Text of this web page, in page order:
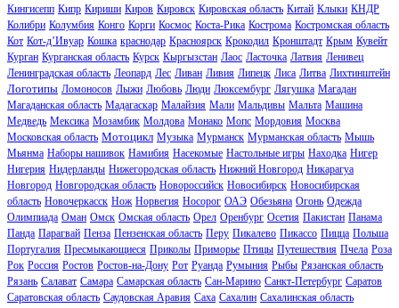
Кингисепп Кипр Кириши Киров Кировск Кировская область Китай Клыки КНДР
Колибри Колумбия Конго Корги Космос Коста-Рика Кострома Костромская область
Кот Кот-д’Ивуар Кошка краснодар Красноярск Крокодил Кронштадт Крым Кувейт
Курган Курганская область Курск Кыргызстан Лаос Ласточка Латвия Ленивец
Ленинградская область Леопард Лес Ливан Ливия Липецк Лиса Литва Лихтинштейн
Логотипы Ломоносов Лыжи Любовь Люди Люксембург Лягушка Магадан
Магаданская область Мадагаскар Малайзия Мали Мальдивы Мальта Машина
Медведь Мексика Мозамбик Молдова Монако Мопс Мордовия Москва
Московская область Мотоцикл Музыка Мурманск Мурманская область Мышь
Мьянма Наборы нашивок Намибия Насекомые Настольные игры Находка Нигер
Нигерия Нидерланды Нижегородская область Нижний Новгород Никарагуа
Новгород Новгородская область Новороссийск Новосибирск Новосибирская
область Новочеркасск Нож Норвегия Носорог ОАЭ Обезьяна Огонь Одежда
Олимпиада Оман Омск Омская область Орел Оренбург Осетия Пакистан Панама
Панда Парагвай Пенза Пензенская область Перу Пикалево Пикассо Пицца Польша
Португалия Пресмыкающиеся Приколы Приморье Птицы Путешествия Пчела Роза
Рок Россия Ростов Ростов-на-Дону Рот Руанда Румыния Рыбы Рязанская область
Рязань Салават Самара Самарская область Сан-Марино Санкт-Петербург Саратов
Саратовская область Саудовская Аравия Саха Сахалин Сахалинская область